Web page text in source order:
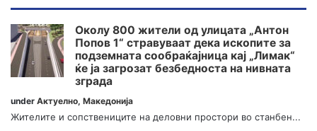
Околу 800 жители од улицата „Антон
Попов 1“ стравуваат дека ископите за
подземната сообраќајница кај „Лимак“
ќе ја загрозат безбедноста на нивната
зграда
under Актуелно, Македонија
Жителите и сопствениците на деловни простори во станбен...